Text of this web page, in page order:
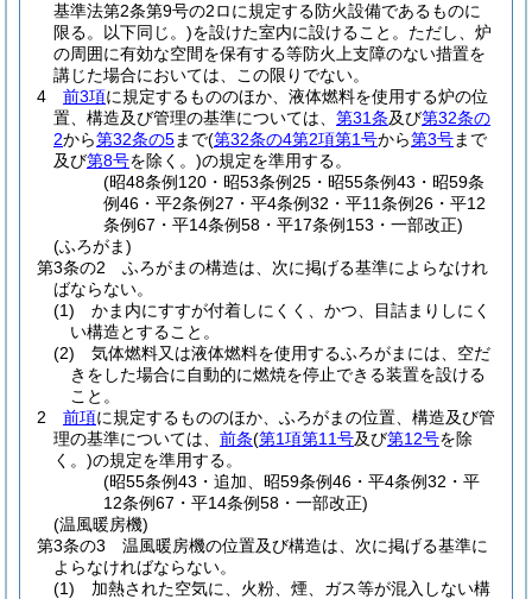
基準法第2条第9号の2ロに規定する防火設備であるものに
限る。以下同じ。)を設けた室内に設けること。 ただし、炉
の周囲に有効な空間を保有する等防火上支障のない措置を
講じた場合においては、この限りでない。
4
前3項に規定するもののほか、液体燃料を使用する炉の位
置、構造及び管理の基準については、 第31条及び第32条の
2から第32条の5まで(第32条の4第2項第1号から第3号まで
及び第8号を除く。)の規定を準用する。
(昭48条例120・昭53条例25・昭55条例43・昭59条
例46・平2条例27・平4条例32・平11条例26・平12
条例67・平14条例58・平17条例153・一部改正)
(ふろがま)
第3条の2
ふろがまの構造は、次に掲げる基準によらなけれ
ばならない。
(1)
かま内にすすが付着しにくく、かつ、目詰まりしにく
い構造とすること。
(2)
気体燃料又は液体燃料を使用するふろがまには、空だ
きをした場合に自動的に燃焼を停止できる装置を設ける
こと。
2
前項に規定するもののほか、ふろがまの位置、構造及び管
理の基準については、 前条(第1項第11号及び第12号を除
く。)の規定を準用する。
(昭55条例43・追加、昭59条例46・平4条例32・平
12条例67・平14条例58・一部改正)
(温風暖房機)
第3条の3
温風暖房機の位置及び構造は、次に掲げる基準に
よらなければならない。
(1)
加熱された空気に、火粉、煙、ガス等が混入しない構